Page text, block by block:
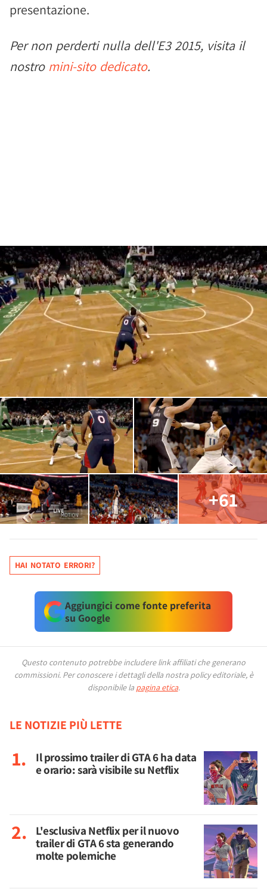
presentazione.
Per non perderti nulla dell'E3 2015, visita il
nostro mini-sito dedicato.
+61
HAI NOTATO ERRORI?
Aggiungici come fonte preferita
su Google
Questo contenuto potrebbe includere link affiliati che generano
commissioni. Per conoscere i dettagli della nostra policy editoriale, è
disponibile la pagina etica.
LE NOTIZIE PIÙ LETTE
Il prossimo trailer di GTA 6 ha data
e orario: sarà visibile su Netflix
L'esclusiva Netflix per il nuovo
trailer di GTA 6 sta generando
molte polemiche